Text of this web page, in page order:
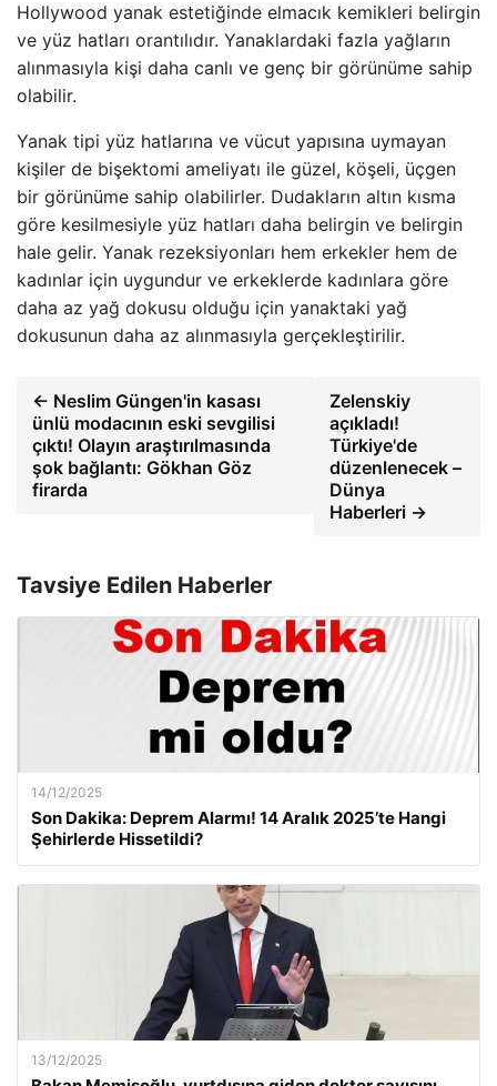
Hollywood yanak estetiğinde elmacık kemikleri belirgin
ve yüz hatları orantılıdır. Yanaklardaki fazla yağların
alınmasıyla kişi daha canlı ve genç bir görünüme sahip
olabilir.
Yanak tipi yüz hatlarına ve vücut yapısına uymayan
kişiler de bişektomi ameliyatı ile güzel, köşeli, üçgen
bir görünüme sahip olabilirler. Dudakların altın kısma
göre kesilmesiyle yüz hatları daha belirgin ve belirgin
hale gelir. Yanak rezeksiyonları hem erkekler hem de
kadınlar için uygundur ve erkeklerde kadınlara göre
daha az yağ dokusu olduğu için yanaktaki yağ
dokusunun daha az alınmasıyla gerçekleştirilir.
← Neslim Güngen'in kasası
ünlü modacının eski sevgilisi
çıktı! Olayın araştırılmasında
şok bağlantı: Gökhan Göz
firarda
Zelenskiy
açıkladı!
Türkiye'de
düzenlenecek –
Dünya
Haberleri →
Tavsiye Edilen Haberler
14/12/2025
Son Dakika: Deprem Alarmı! 14 Aralık 2025’te Hangi
Şehirlerde Hissetildi?
13/12/2025